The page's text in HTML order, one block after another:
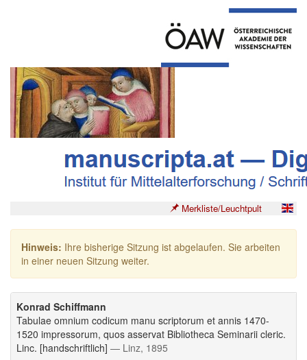
Merkliste/Leuchtpult
Hinweis: Ihre bisherige Sitzung ist abgelaufen. Sie arbeiten
in einer neuen Sitzung weiter.
Konrad Schiffmann
Tabulae omnium codicum manu scriptorum et annis 1470-
1520 impressorum, quos asservat Bibliotheca Seminarii cleric.
Linc. [handschriftlich] — Linz, 1895